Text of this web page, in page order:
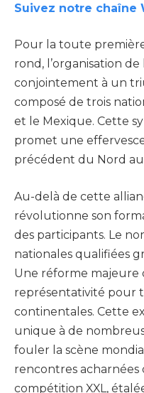
Suivez notre chaîne
Pour la toute
rond, l’organisation
conjointement à un
composé de trois
et le Mexique. Cette
promet une
précédent du Nord
Au-delà de cette
révolutionne son
des participants. Le
nationales qualifiées
Une réforme
représentativité pour
continentales. Cette
unique à de
fouler la scène
rencontres
compétition XXL,